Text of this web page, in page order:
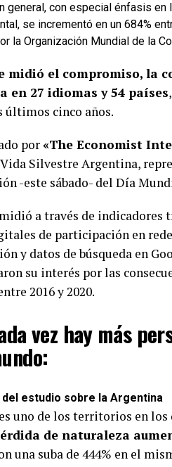
general, con especial énfasis
se incrementó en un 684%
la Organización Mundial de la
midió el compromiso, la
en 27 idiomas y 54 países
últimos cinco años.
por«The Economist
Silvestre Argentina,
-este sábado- del Día
a través de indicadores
de participación en
y datos de búsqueda en
su interés por las
2016 y 2020.
vez hay más
del estudio sobre la Argentina
uno de los territorios en los
de naturaleza
una suba de 444% en el